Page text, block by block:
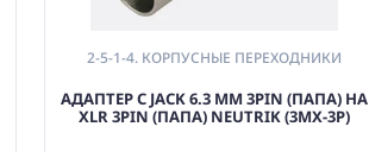
2-5-1-4. КОРПУСНЫЕ ПЕРЕХОДНИКИ
АДАПТЕР С JACK 6.3 ММ 3PIN (ПАПА) НА
XLR 3PIN (ПАПА) NEUTRIK (3MX-3P)